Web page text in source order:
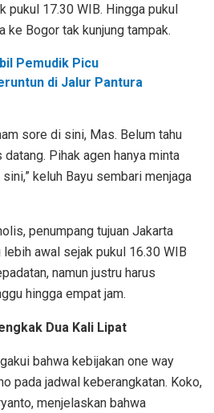
pukul 17.30 WIB. Hingga pukul
ke Bogor tak kunjung tampak.
Pemudik Picu
di Jalur Pantura
sore di sini, Mas. Belum tahu
Pihak agen hanya minta
keluh Bayu sembari menjaga
penumpang tujuan Jakarta
lebih awal sejak pukul 16.30 WIB
namun justru harus
hingga empat jam.
Dua Kali Lipat
bahwa kebijakan one way
pada jadwal keberangkatan. Koko,
menjelaskan bahwa